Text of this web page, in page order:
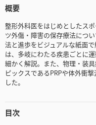
概要
整形外科医をはじめとしたス
ツ外傷・障害の保存療法につ
法と進歩をビジュアルな紙面
は、多岐にわたる疾患ごとに
細かく解説。また、物理・装
ピックスであるPRPや体外衝
した。
目次